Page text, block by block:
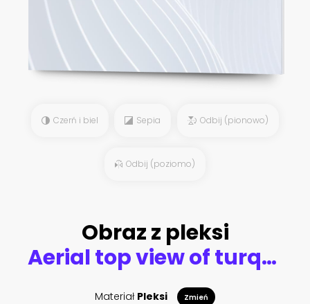
Czerń i biel Sepia Odbij (pionowo)
Odbij (poziomo)
Obraz z pleksi
Aerial top view of turquoise lagoon shaped heart inside of tropical island. Love travel summer vacation concept
Materiał Pleksi Zmień